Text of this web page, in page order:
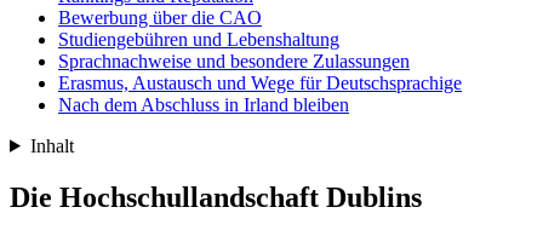
Bewerbung über die CAO
Studiengebühren und Lebenshaltung
Sprachnachweise und besondere Zulassungen
Erasmus, Austausch und Wege für Deutschsprachige
Nach dem Abschluss in Irland bleiben
Inhalt
Die Hochschullandschaft Dublins